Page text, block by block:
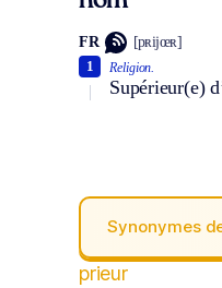
FR [pʀijœʀ]
Religion.
Supérieur(e)
1
Synonymes
prieur